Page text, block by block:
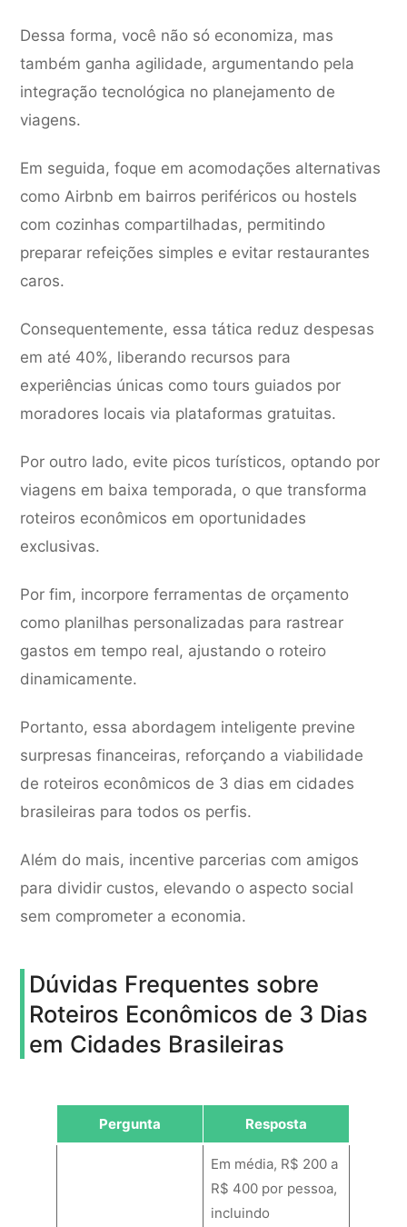
Dessa forma, você não só economiza, mas
também ganha agilidade, argumentando pela
integração tecnológica no planejamento de
viagens.
Em seguida, foque em acomodações alternativas
como Airbnb em bairros periféricos ou hostels
com cozinhas compartilhadas, permitindo
preparar refeições simples e evitar restaurantes
caros.
Consequentemente, essa tática reduz despesas
em até 40%, liberando recursos para
experiências únicas como tours guiados por
moradores locais via plataformas gratuitas.
Por outro lado, evite picos turísticos, optando por
viagens em baixa temporada, o que transforma
roteiros econômicos em oportunidades
exclusivas.
Por fim, incorpore ferramentas de orçamento
como planilhas personalizadas para rastrear
gastos em tempo real, ajustando o roteiro
dinamicamente.
Portanto, essa abordagem inteligente previne
surpresas financeiras, reforçando a viabilidade
de roteiros econômicos de 3 dias em cidades
brasileiras para todos os perfis.
Além do mais, incentive parcerias com amigos
para dividir custos, elevando o aspecto social
sem comprometer a economia.
Dúvidas Frequentes sobre
Roteiros Econômicos de 3 Dias
em Cidades Brasileiras
Pergunta Resposta
Em média, R$ 200 a
R$ 400 por pessoa,
incluindo